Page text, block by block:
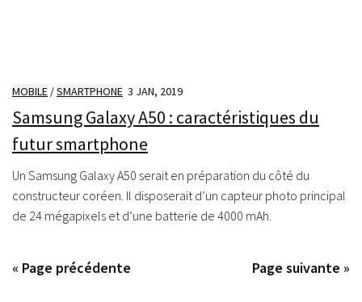
MOBILE /SMARTPHONE 3 JAN, 2019
Samsung Galaxy A50 : caractéristiques du
futur smartphone
Un Samsung Galaxy A50 serait en préparation du côté du
constructeur coréen. Il disposerait d’un capteur photo principal
de 24 mégapixels et d’une batterie de 4000 mAh.
« Page précédente Page suivante »